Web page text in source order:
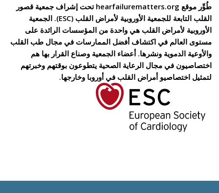
طُوِّر موقع hearfailurematters.org تحت إشراف جمعية قصور
القلب التابعة للجمعية الأوروبية لأمراض القلب (ESC). الجمعية
الأوروبية لأمراض القلب هي واحدة من المؤسسات الرائدة على
مستوى العالم في اكتشاف أفضل الممارسات في مجال طب القلب
والأوعية الدموية ونشرها. أعضاء الجمعية وصناع القرار بها هم
اختصاصيون في مجال الرعاية الصحية يتطوعون بوقتهم وخبرتهم
لتمثيل اختصاصيو أمراض القلب في أوروبا وخارجها.